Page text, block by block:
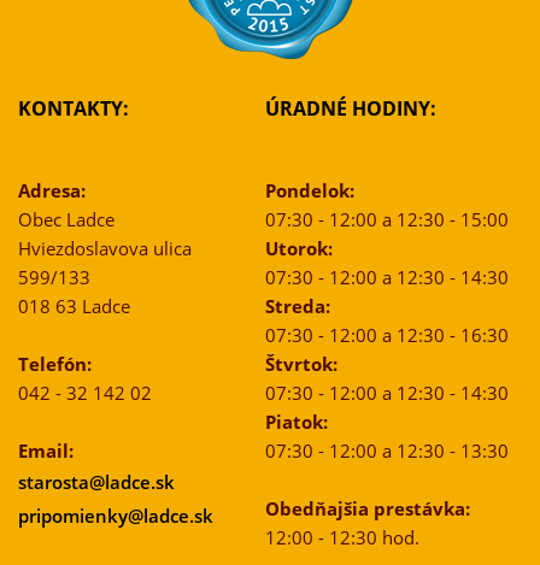
KONTAKTY:
Adresa:
Obec Ladce
Hviezdoslavova ulica
599/133
018 63 Ladce
Telefón:
042 - 32 142 02
Email:
starosta@ladce.sk
pripomienky@ladce.sk
ÚRADNÉ HODINY:
Pondelok:
07:30 - 12:00 a 12:30 - 15:00
Utorok:
07:30 - 12:00 a 12:30 - 14:30
Streda:
07:30 - 12:00 a 12:30 - 16:30
Štvrtok:
07:30 - 12:00 a 12:30 - 14:30
Piatok:
07:30 - 12:00 a 12:30 - 13:30
Obedňajšia prestávka:
12:00 - 12:30 hod.